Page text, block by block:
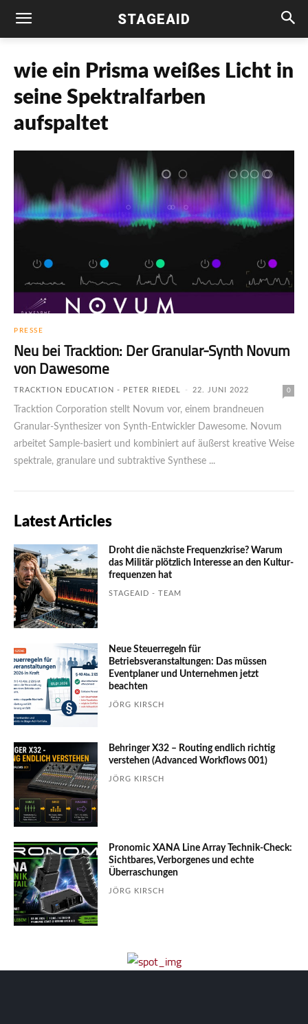
STAGEAID
wie ein Prisma weißes Licht in
seine Spektralfarben
aufspaltet
PRESSE
Neu bei Tracktion: Der Granular-Synth Novum
von Dawesome
TRACKTION EDUCATION - PETER RIEDEL - 22. JUNI 2022 0
Tracktion Corporation stellt Novum vor, einem brandneuen
Granular-Synthesizer von Synth-Entwickler Dawesome. Novum
arbeitet Sample-basiert und kombiniert auf äußerst kreative Weise
spektrale, granulare und subtraktive Synthese ...
Latest Articles
Droht die nächste Frequenzkrise? Warum
das Mili­tär plötzlich Inte­resse an den Kultur­
fre­quen­zen hat
STAGEAID - TEAM
Neue Steuerregeln für
Betriebsveranstaltungen: Das müssen
Eventplaner und Unternehmen jetzt
beachten
JÖRG KIRSCH
Behringer X32 – Routing endlich richtig
verstehen (Advanced Workflows 001)
JÖRG KIRSCH
Pronomic XANA Line Array Technik-Check:
Sichtbares, Verborgenes und echte
Überraschungen
JÖRG KIRSCH